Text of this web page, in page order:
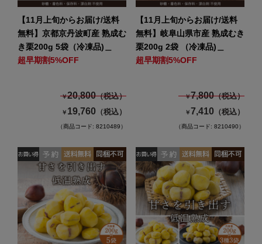
【11月上旬からお届け/送料
無料】京都京丹波町産 熟成む
き栗200g 5袋（冷凍品)＿
超早期割5%OFF
￥20,800（税込）
￥ 19,760 （税込）
（商品コード: 8210489）
【11月上旬からお届け/送料
無料】岐阜山県市産 熟成むき
栗200g 2袋 （冷凍品)＿
超早期割5%OFF
￥7,800（税込）
￥7,410 （税込）
（商品コード: 8210490）